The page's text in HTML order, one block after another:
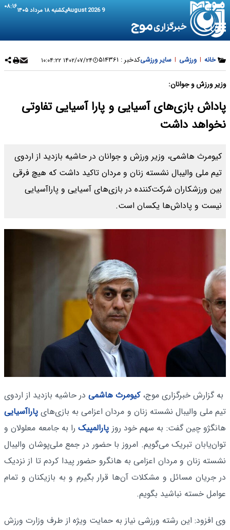
9 August 2026 یکشنبه ۱۸ مرداد ۱۴۰۵ ۰۸:۱۶
خانه | ورزشی | سایر ورزشیکدخبر : ۵۱۴۳۶۱ ۱۴۰۲/۰۷/۲۴ ۱۰:۰۴:۲۲
وزیر ورزش و جوانان:
پاداش بازی‌های آسیایی و پارا آسیایی تفاوتی
نخواهد داشت
کیومرث هاشمی، وزیر ورزش و جوانان در حاشیه بازدید از اردوی
تیم ملی والیبال نشسته زنان و مردان تاکید داشت که هیچ فرقی
بین ورزشکاران شرکت‌کننده در بازی‌های آسیایی و پاراآسیایی
نیست و پاداش‌ها یکسان است.
به گزارش خبرگزاری موج،کیومرث هاشمی در حاشیه بازدید از اردوی
تیم ملی والیبال نشسته زنان و مردان اعزامی به بازی‌های پاراآسیایی
هانگژو چین گفت: به سهم خود روز پارالمپیکرا به جامعه معلولان و
توان‌یابان تبریک می‌گویم. امروز با حضور در جمع ملی‌پوشان والیبال
نشسته زنان و مردان اعزامی به هانگرو حضور پیدا کردم تا از نزدیک
در جریان مسائل و مشکلات آن‌ها قرار بگیرم و به بازیکنان و تمام
عوامل خسته نباشید بگویم.
وی افزود: این رشته ورزشی نیاز به حمایت ویژه از طرف وزارت ورزش